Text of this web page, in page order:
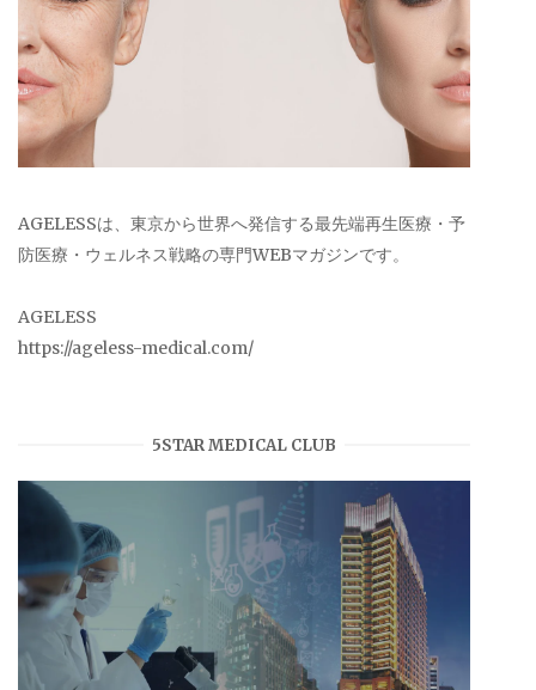
AGELESSは、東京から世界へ発信する最先端再生医療・予
防医療・ウェルネス戦略の専門WEBマガジンです。
AGELESS
https://ageless-medical.com/
5STAR MEDICAL CLUB